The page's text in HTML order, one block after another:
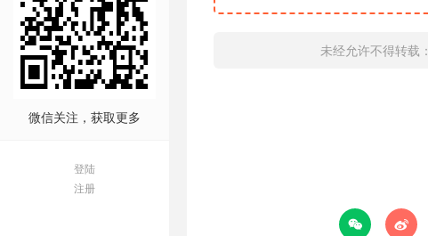
微信关注，获取更多
登陆
注册
未经允许不得转载：
 